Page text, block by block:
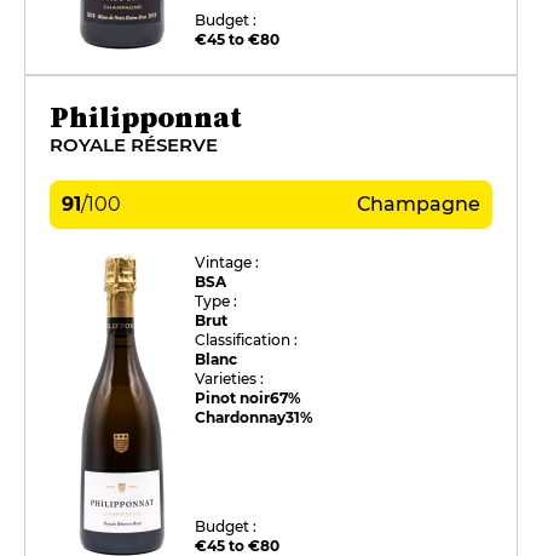
Budget :
€45 to €80
Philipponnat
ROYALE RÉSERVE
91/100 Champagne
Vintage :
BSA
Type :
Brut
Classification :
Blanc
Varieties :
Pinot noir67%
Chardonnay31%
Budget :
€45 to €80